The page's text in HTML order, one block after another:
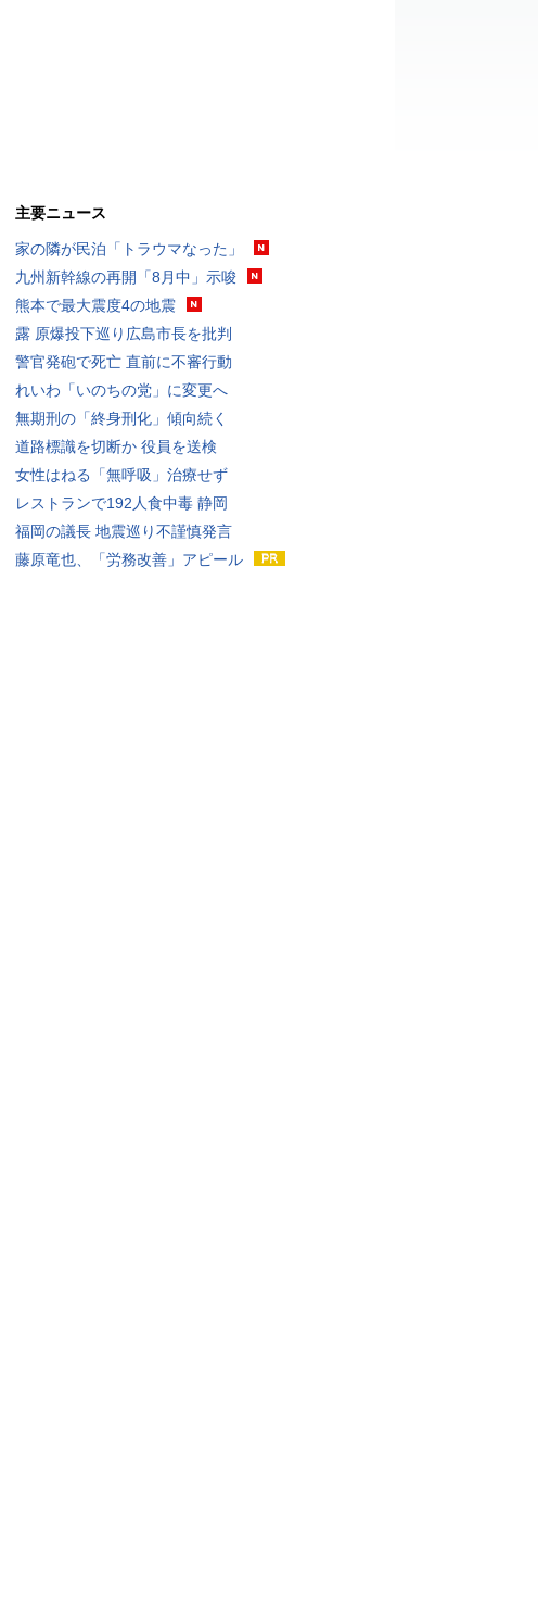
主要ニュース
家の隣が民泊「トラウマなった」
九州新幹線の再開「8月中」示唆
熊本で最大震度4の地震
露 原爆投下巡り広島市長を批判
警官発砲で死亡 直前に不審行動
れいわ「いのちの党」に変更へ
無期刑の「終身刑化」傾向続く
道路標識を切断か 役員を送検
女性はねる「無呼吸」治療せず
レストランで192人食中毒 静岡
福岡の議長 地震巡り不謹慎発言
藤原竜也、「労務改善」アピール